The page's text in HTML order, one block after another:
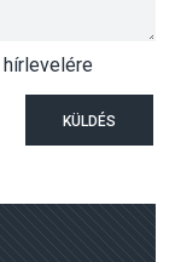
hírlevelére
KÜLDÉS